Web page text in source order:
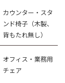
カウンター・スタ
ンド椅子（木製、
背もたれ無し）
オフィス・業務用
チェア